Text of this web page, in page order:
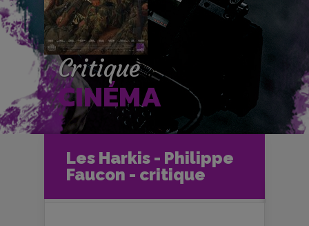
Critique
CINÉMA
Les Harkis - Philippe
Faucon - critique
Accueil
Cinéma
Critiques et fiches films
Les Harkis - Philippe Faucon -
critique